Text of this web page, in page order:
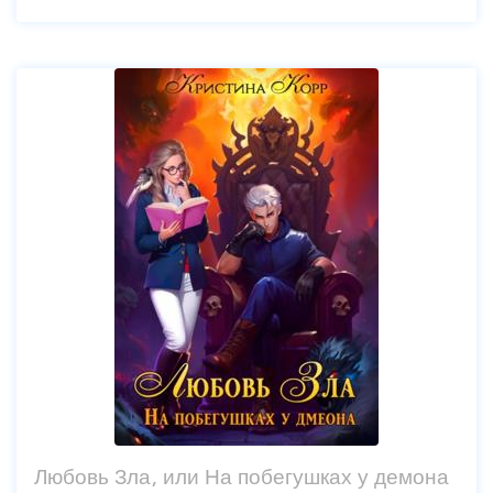
Любовь Зла, или На побегушках у демона